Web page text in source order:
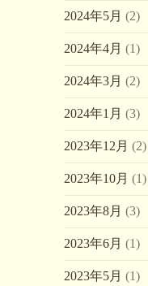
2024年5月 (2)
2024年4月 (1)
2024年3月 (2)
2024年1月 (3)
2023年12月 (2)
2023年10月 (1)
2023年8月 (3)
2023年6月 (1)
2023年5月 (1)